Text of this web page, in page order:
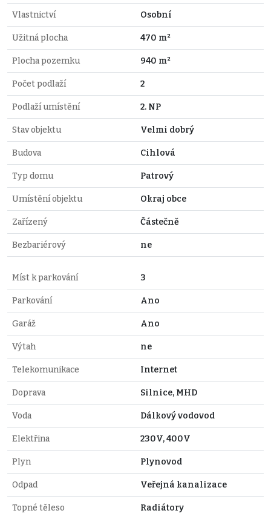
Vlastnictví Osobní
Užitná plocha 470 m²
Plocha pozemku 940 m²
Počet podlaží 2
Podlaží umístění 2. NP
Stav objektu Velmi dobrý
Budova Cihlová
Typ domu Patrový
Umístění objektu Okraj obce
Zařízený Částečně
Bezbariérový ne
Míst k parkování 3
Parkování Ano
Garáž Ano
Výtah ne
Telekomunikace Internet
Doprava Silnice, MHD
Voda Dálkový vodovod
Elektřina 230V, 400V
Plyn Plynovod
Odpad Veřejná kanalizace
Topné těleso Radiátory